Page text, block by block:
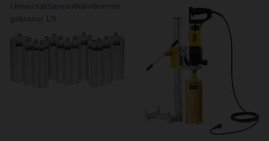
Universaldiamantkärnborrnin
gskronor LS